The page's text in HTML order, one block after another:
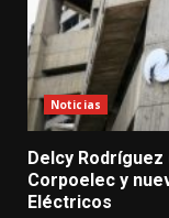
Noticias
Delcy
Corpoelec y
Eléctricos